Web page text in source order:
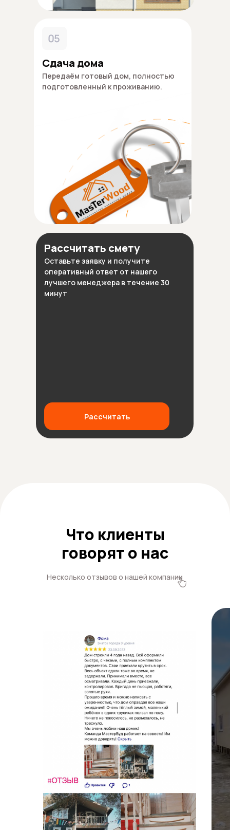
05
Сдача дома
Передаём готовый дом, полностью
подготовленный к проживанию.
Рассчитать
Рассчитать смету
Оставьте заявку и получите
оперативный ответ от нашего
лучшего менеджера в течение 30
минут
Что клиенты
говорят о нас
Несколько отзывов о нашей компании